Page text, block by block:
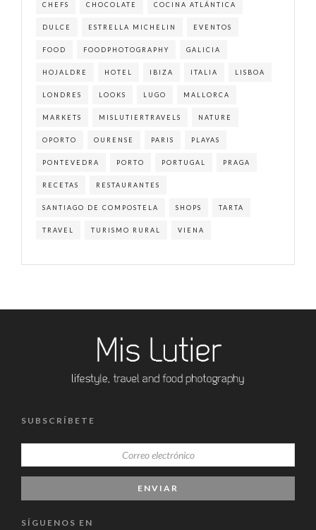
CHEFS CHOCOLATE COCINA ATLÁNTICA
DULCE ESTRELLA MICHELIN EVENTOS
FOOD FOODPHOTOGRAPHY GALICIA
HOJALDRE HOTEL IBIZA ITALIA LISBOA
LONDRES LOOKS LUGO MALLORCA
MARKETS MISLUTIERTRAVELS NATURE
OPORTO OURENSE PARIS PLAYAS
PONTEVEDRA PORTO PORTUGAL PRAGA
RECETAS RESTAURANTES
SANTIAGO DE COMPOSTELA SHOPS TARTA
TRAVEL TURISMO RURAL VIENA
SUBSCRÍBETE
SÍGUENOS EN